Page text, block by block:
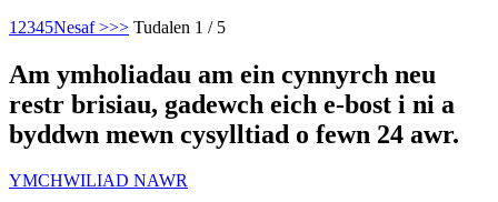
1 2345Nesaf >>> Tudalen 1 / 5
Am ymholiadau am ein cynnyrch neu
restr brisiau, gadewch eich e-bost i ni a
byddwn mewn cysylltiad o fewn 24 awr.
YMCHWILIAD NAWR